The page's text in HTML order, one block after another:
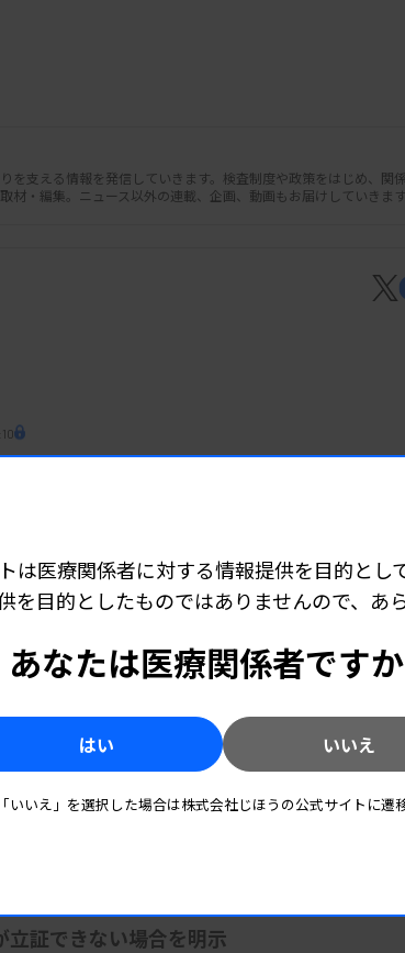
を支える情報を発信していきます。検査制度や政策をはじめ、関
・編集。ニュース以外の連載、企画、動画もお届けしていきます
など
証できない場合を明示
は医療関係者に対する情報提供を目的とし
を目的としたものではありませんので、あ
あなたは医療関係者です
はい いいえ
いいえ」を選択した場合は株式会社じほうの公式サイトに遷移